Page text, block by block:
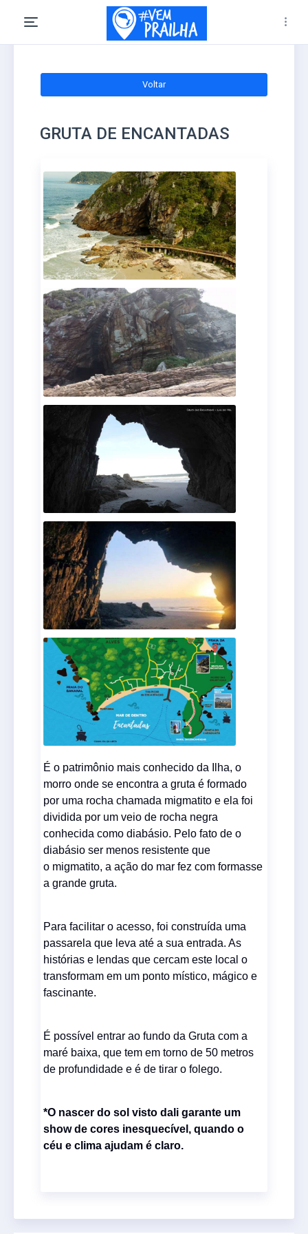
Voltar
GRUTA DE ENCANTADAS
É o patrimônio mais conhecido da Ilha, o
morro onde seencontra a gruta é formado
por uma rocha chamada migmatitoe ela foi
dividida por um veio de rocha negra
conhecida comodiabásio. Pelo fato de o
diabásio ser menos resistente que
o migmatito, a ação do mar fez com formasse
a grande gruta.
Para facilitar o acesso, foi construída uma
passarela que levaaté a sua entrada. As
histórias e lendas que cercam este localo
transformam em um ponto místico, mágico e
fascinante.
É possível entrar ao fundo da Gruta com a
maré baixa, que tem em torno de 50 metros
de profundidade e é de tirar o folego.
*O nascer do sol visto dali garante um
show de cores inesquecível, quando o
céu e clima ajudam é claro.